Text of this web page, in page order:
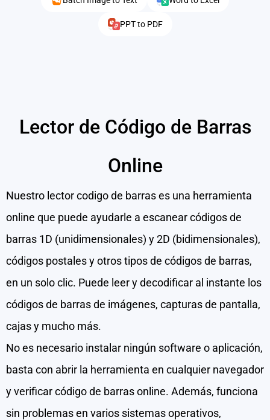
PPT to PDF
Lector de Código de Barras
Online
Nuestro lector codigo de barras es una herramienta
online que puede ayudarle a escanear códigos de
barras 1D (unidimensionales) y 2D (bidimensionales),
códigos postales y otros tipos de códigos de barras,
en un solo clic. Puede leer y decodificar al instante los
códigos de barras de imágenes, capturas de pantalla,
cajas y mucho más.
No es necesario instalar ningún software o aplicación,
basta con abrir la herramienta en cualquier navegador
y verificar código de barras online. Además, funciona
sin problemas en varios sistemas operativos,